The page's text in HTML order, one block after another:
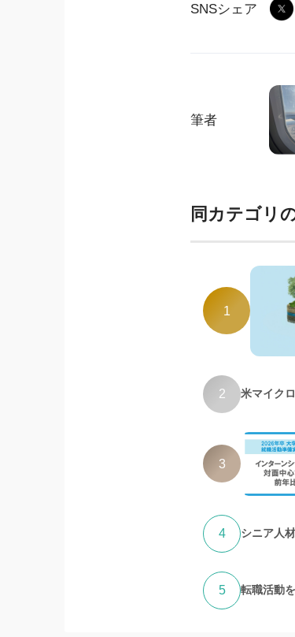
SNSシェア
筆者
同カテゴリ
1
2 米マイク
3
4 シニア人
5 転職活動